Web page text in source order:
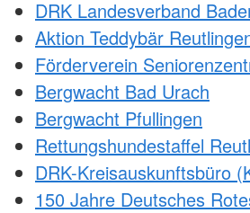
DRK Landesverband
Aktion Teddybär
Förderverein
Bergwacht Bad Urach
Bergwacht Pfullingen
Rettungshundestaffel
DRK-Kreisauskunftsbüro
150 Jahre Deutsches